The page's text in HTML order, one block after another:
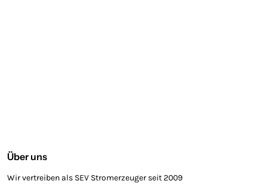
Über uns
Wir vertreiben als SEV Stromerzeuger seit 2009